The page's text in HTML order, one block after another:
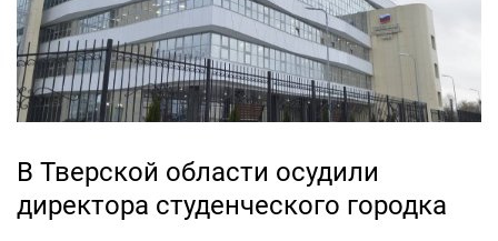
В Тверской области осудили
директора студенческого городка